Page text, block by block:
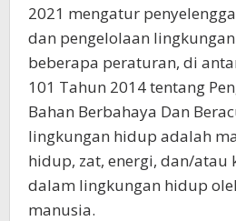
2021 mengatur
dan pengelolaan
beberapa peraturan, di
101 Tahun 2014 tentang
Bahan Berbahaya Dan
lingkungan hidup adalah
hidup, zat, energi, dan/atau
dalam lingkungan hidup
manusia.